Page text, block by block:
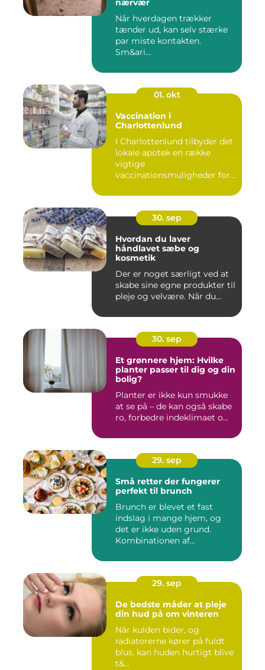
nærvær
Når hverdagen trækker
tænder ud, kan selv stærke
par miste kontakten.
Sm&ari...
01. okt
Vaccination i
Charlottenlund
I Charlottenlund tilbyder det
lokale apotek en række
vigtige
vaccinationsmuligheder for
30. sep
Hvordan du laver
håndlavet sæbe og
kosmetik
Der er noget særligt ved at
skabe sine egne produkter til
pleje og velvære. Når du...
30. sep
Et grønnere hjem: Hvilke
planter passer til dig og din
bolig?
Planter er ikke kun smukke
at se på – de kan også skabe
ro, forbedre indeklimaet o...
29. sep
Små retter der fungerer
perfekt til brunch
Brunch er blevet et fast
indslag i mange hjem, og
det er ikke uden grund.
Kombinationen af
29. sep
De bedste måder at pleje
din hud på om vinteren
Når kulden bider, og
radiatorerne kører på fuldt
blus, kan huden hurtigt blive
t&...